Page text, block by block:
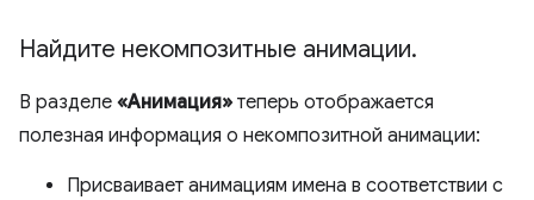
Найдите некомпозитные анимации.
В разделе «Анимация» теперь отображается
полезная информация о некомпозитной анимации:
Присваивает анимациям имена в соответствии с